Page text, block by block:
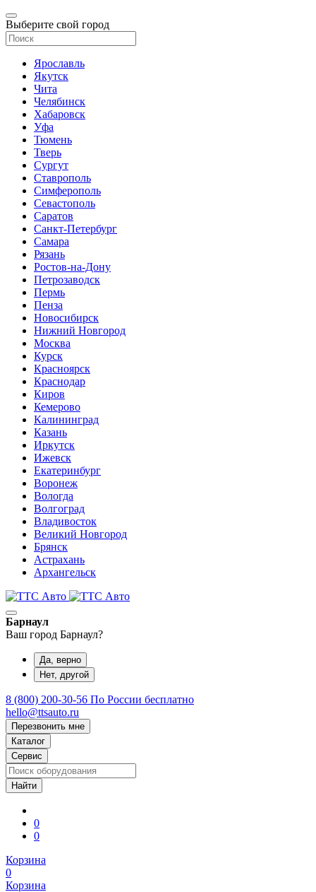
Выберите свой город
Ярославль
Якутск
Чита
Челябинск
Хабаровск
Уфа
Тюмень
Тверь
Сургут
Ставрополь
Симферополь
Севастополь
Саратов
Санкт-Петербург
Самара
Рязань
Ростов-на-Дону
Петрозаводск
Пермь
Пенза
Новосибирск
Нижний Новгород
Москва
Курск
Красноярск
Краснодар
Киров
Кемерово
Калининград
Казань
Иркутск
Ижевск
Екатеринбург
Воронеж
Вологда
Волгоград
Владивосток
Великий Новгород
Брянск
Астрахань
Архангельск
Барнаул
Ваш город Барнаул?
Да, верно
Нет, другой
8 (800) 200-30-56 По России бесплатно
hello@ttsauto.ru
Перезвонить мне
Каталог
Сервис
0
0
Корзина
0
Корзина